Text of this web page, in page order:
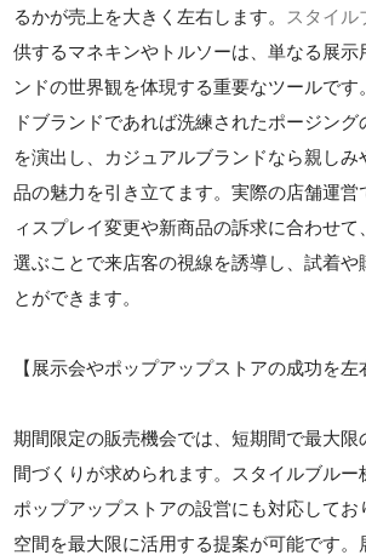
るかが売上を大きく左右します。
スタイル
供するマネキンやトルソーは、単なる展示
ンドの世界観を体現する重要なツールです
ドブランドであれば洗練されたポージン
を演出し、カジュアルブランドなら親し
品の魅力を引き立てます。実際の店舗運営
ィスプレイ変更や新商品の訴求に合わせ
選ぶことで来店客の視線を誘導し、試着や
とができます。
【展示会やポップアップストアの成功を左
期間限定の販売機会では、短期間で最大限
間づくりが求められます。スタイルブル
ポップアップストアの設営にも対応してお
空間を最大限に活用する提案が可能です